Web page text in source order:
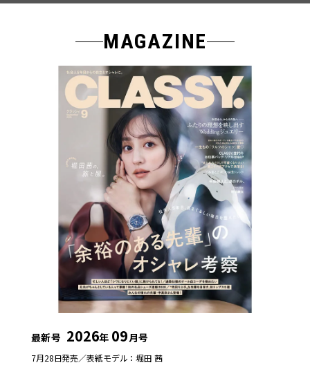
MAGAZINE
最新号 2026年 09月号
7月28日発売／表紙モデル：堀田 茜